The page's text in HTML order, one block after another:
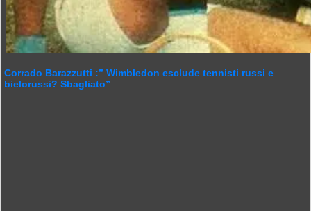
Corrado Barazzutti :” Wimbledon esclude tennisti russi e
bielorussi? Sbagliato”